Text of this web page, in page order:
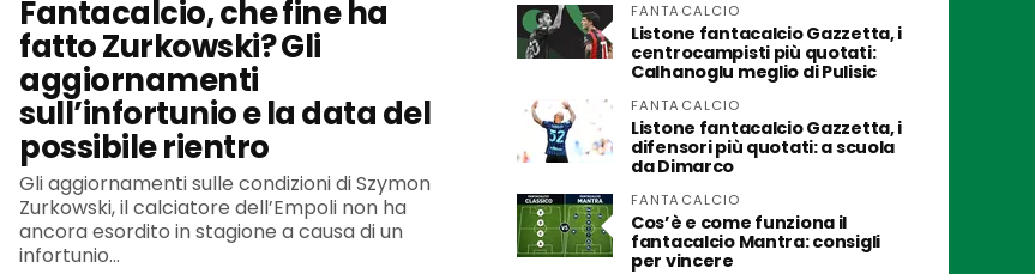
Fantacalcio, che fine ha
fatto Zurkowski? Gli
aggiornamenti
sull’infortunio e la data del
possibile rientro
Gli aggiornamenti sulle condizioni di Szymon
Zurkowski, il calciatore dell’Empoli non ha
ancora esordito in stagione a causa di un
infortunio...
FANTACALCIO
Listone fantacalcio Gazzetta, i
centrocampisti più quotati:
Calhanoglu meglio di Pulisic
FANTACALCIO
Listone fantacalcio Gazzetta, i
difensori più quotati: a scuola
da Dimarco
FANTACALCIO
Cos’è e come funziona il
fantacalcio Mantra: consigli
per vincere